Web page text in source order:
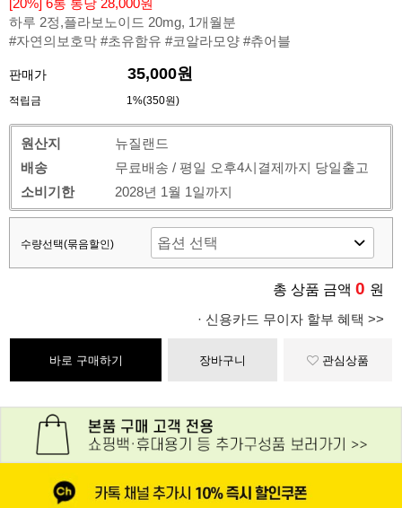
[20%] 6통 통당 28,000원
하루 2정,플라보노이드 20mg, 1개월분
#자연의보호막 #초유함유 #코알라모양 #츄어블
판매가 35,000원
적립금 1%(350원)
원산지
뉴질랜드
배송
무료배송 / 평일 오후4시결제까지 당일출고
소비기한
2028년 1월 1일까지
수량선택(묶음할인)
총 상품 금액 0 원
· 신용카드 무이자 할부 혜택 >>
바로 구매하기 장바구니 관심상품